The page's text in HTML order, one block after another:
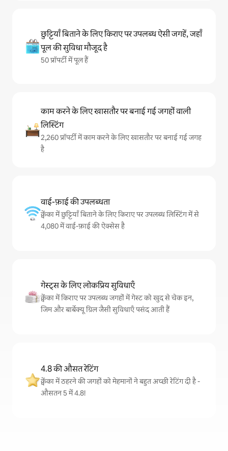
छुट्टियाँ बिताने के लिए किराए पर उपलब्ध ऐसी जगहें, जहाँ
पूल की सुविधा मौजूद है
50 प्रॉपर्टी में पूल हैं
काम करने के लिए खासतौर पर बनाई गई जगहों वाली
लिस्टिंग
2,260 प्रॉपर्टी में काम करने के लिए खासतौर पर बनाई गई जगह
है
वाई-फ़ाई की उपलब्धता
क्वेंका में छुट्टियाँ बिताने के लिए किराए पर उपलब्ध लिस्टिंग में से
4,080 में वाई-फ़ाई की ऐक्सेस है
गेस्ट्स के लिए लोकप्रिय सुविधाएँ
क्वेंका में किराए पर उपलब्ध जगहों में गेस्ट को खुद से चेक इन,
जिम और बार्बेक्यू ग्रिल जैसी सुविधाएँ पसंद आती हैं
4.8 की औसत रेटिंग
क्वेंका में ठहरने की जगहों को मेहमानों ने बहुत अच्छी रेटिंग दी है -
औसतन 5 में 4.8!